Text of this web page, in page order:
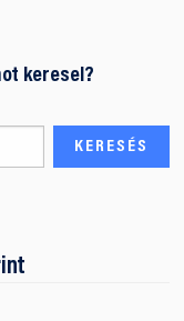
keresel?